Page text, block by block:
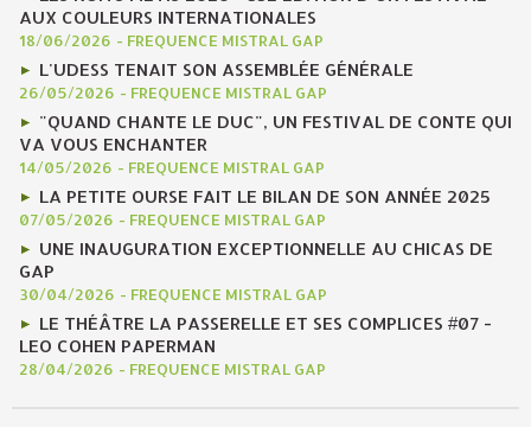
AUX COULEURS INTERNATIONALES
18/06/2026 - FREQUENCE MISTRAL GAP
L'UDESS TENAIT SON ASSEMBLÉE GÉNÉRALE
26/05/2026 - FREQUENCE MISTRAL GAP
"QUAND CHANTE LE DUC", UN FESTIVAL DE CONTE QUI
VA VOUS ENCHANTER
14/05/2026 - FREQUENCE MISTRAL GAP
LA PETITE OURSE FAIT LE BILAN DE SON ANNÉE 2025
07/05/2026 - FREQUENCE MISTRAL GAP
UNE INAUGURATION EXCEPTIONNELLE AU CHICAS DE
GAP
30/04/2026 - FREQUENCE MISTRAL GAP
LE THÉÂTRE LA PASSERELLE ET SES COMPLICES #07 -
LEO COHEN PAPERMAN
28/04/2026 - FREQUENCE MISTRAL GAP